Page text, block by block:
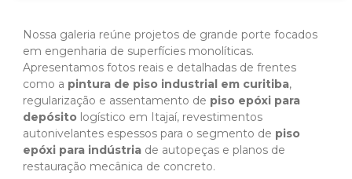
Nossa galeria reúne projetos de grande porte focados
em engenharia de superfícies monolíticas.
Apresentamos fotos reais e detalhadas de frentes
como a pintura de piso industrial em curitiba,
regularização e assentamento de piso epóxi para
depósito logístico em Itajaí, revestimentos
autonivelantes espessos para o segmento de piso
epóxi para indústria de autopeças e planos de
restauração mecânica de concreto.